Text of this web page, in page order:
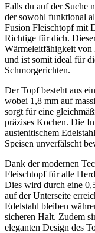
Falls du auf der Suche
der sowohl funktional
Fusion Fleischtopf mit
Richtige für dich.
Wärmeleitfähigkeit
und ist somit ideal für
Schmorgerichten.
Der Topf besteht aus
wobei 1,8 mm auf
sorgt für eine
präzises Kochen. Die
austenitischem
Speisen unverfälscht
Dank der modernen
Fleischtopf für alle
Dies wird durch eine
auf der Unterseite
Edelstahl bleiben
sicheren Halt. Zudem
eleganten Design des